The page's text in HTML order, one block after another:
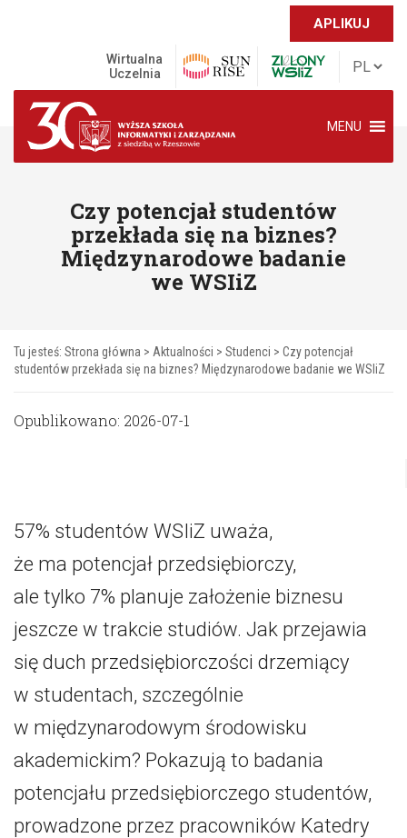
APLIKUJ
Wirtualna
Uczelnia
MENU
Czy potencjał studentów
przekłada się na biznes?
Międzynarodowe badanie
we WSIiZ
Tu jesteś: Strona główna > Aktualności > Studenci > Czy potencjał
studentów przekłada się na biznes? Międzynarodowe badanie we WSIiZ
Opublikowano: 2026-07-1
57% studentów WSIiZ uważa,
że ma potencjał przedsiębiorczy,
ale tylko 7% planuje założenie biznesu
jeszcze w trakcie studiów. Jak przejawia
się duch przedsiębiorczości drzemiący
w studentach, szczególnie
w międzynarodowym środowisku
akademickim? Pokazują to badania
potencjału przedsiębiorczego studentów,
prowadzone przez pracowników Katedry